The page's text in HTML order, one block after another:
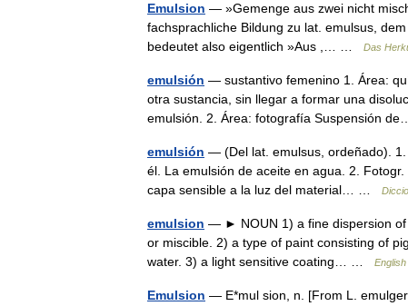
Emulsion — »Gemenge aus zwei nicht
fachsprachliche Bildung zu lat. emulsus,
bedeutet also eigentlich »Aus ,… …
Das
emulsión — sustantivo femenino 1. Área:
otra sustancia, sin llegar a formar una
emulsión. 2. Área: fotografía Suspensión
emulsión — (Del lat. emulsus, ordeñado).
él. La emulsión de aceite en agua. 2.
capa sensible a la luz del material… …
emulsion — ► NOUN 1) a fine dispersion of
or miscible. 2) a type of paint consisting of
water. 3) a light sensitive coating… …
Emulsion — E*mul sion, n. [From L.